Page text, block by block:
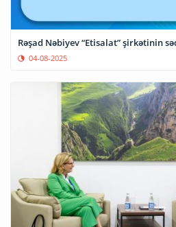
Rəşad Nəbiyev “Etisalat” şirkətinin
04-08-2025